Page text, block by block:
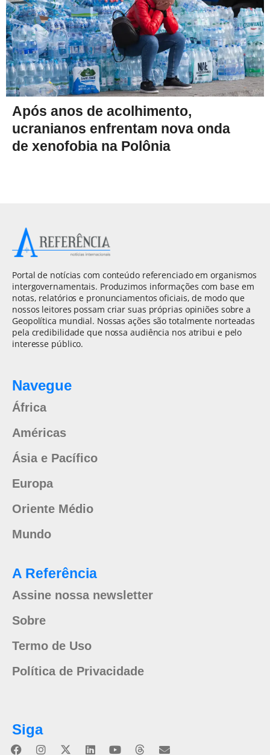
Após anos de acolhimento,
ucranianos enfrentam nova onda
de xenofobia na Polônia
Portal de notícias com conteúdo referenciado em organismos
intergovernamentais. Produzimos informações com base em
notas, relatórios e pronunciamentos oficiais, de modo que
nossos leitores possam criar suas próprias opiniões sobre a
Geopolítica mundial. Nossas ações são totalmente norteadas
pela credibilidade que nossa audiência nos atribui e pelo
interesse público.
Navegue
África
Américas
Ásia e Pacífico
Europa
Oriente Médio
Mundo
A Referência
Assine nossa newsletter
Sobre
Termo de Uso
Política de Privacidade
Siga